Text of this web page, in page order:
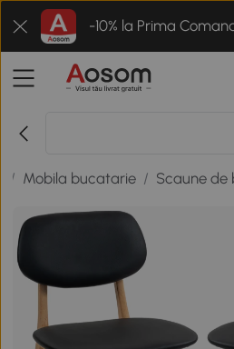
-10% la Prima
/ Mobila bucatarie / Scaune de